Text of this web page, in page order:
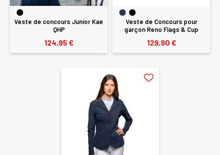
Veste de concours Junior Kae
QHP
124,95 €
Veste de Concours pour
garçon Reno Flags & Cup
129,90 €
produits dans votre liste d'envie
ANNULER SE